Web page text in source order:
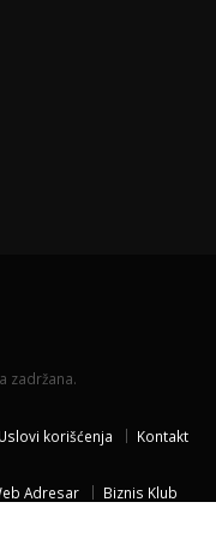
zadržana.
Uslovi korišćenja Kontakt
Adresar
Biznis Klub